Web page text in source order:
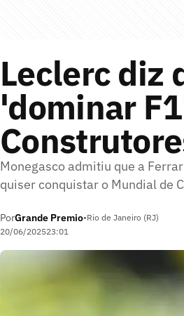
Leclerc diz
'dominar
Monegasco admitiu que a
quiser conquistar o Mundial de
PorGrande Premio•Rio de Janeiro (RJ)
20/06/202523:01